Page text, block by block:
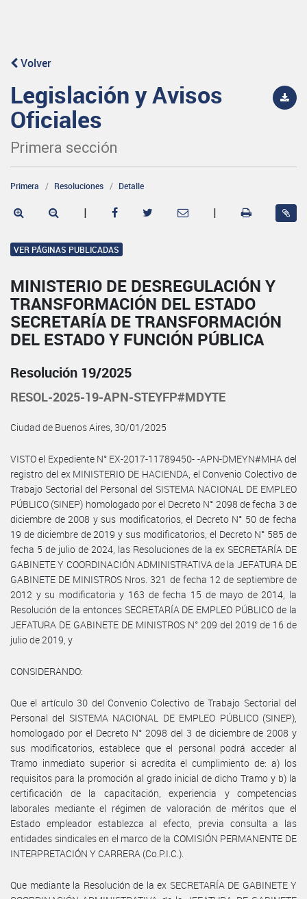
Volver
Legislación y Avisos
Oficiales
Primera sección
Primera Resoluciones Detalle
| |
VER PÁGINAS PUBLICADAS
MINISTERIO DE DESREGULACIÓN Y
TRANSFORMACIÓN DEL ESTADO
SECRETARÍA DE TRANSFORMACIÓN
DEL ESTADO Y FUNCIÓN PÚBLICA
Resolución 19/2025
RESOL-2025-19-APN-STEYFP#MDYTE
Ciudad de Buenos Aires, 30/01/2025
VISTO el Expediente N° EX-2017-11789450- -APN-DMEYN#MHA del
registro del ex MINISTERIO DE HACIENDA, el Convenio Colectivo de
Trabajo Sectorial del Personal del SISTEMA NACIONAL DE EMPLEO
PÚBLICO (SINEP) homologado por el Decreto N° 2098 de fecha 3 de
diciembre de 2008 y sus modificatorios, el Decreto N° 50 de fecha
19 de diciembre de 2019 y sus modificatorios, el Decreto N° 585 de
fecha 5 de julio de 2024, las Resoluciones de la ex SECRETARÍA DE
GABINETE Y COORDINACIÓN ADMINISTRATIVA de la JEFATURA DE
GABINETE DE MINISTROS Nros. 321 de fecha 12 de septiembre de
2012 y su modificatoria y 163 de fecha 15 de mayo de 2014, la
Resolución de la entonces SECRETARÍA DE EMPLEO PÚBLICO de la
JEFATURA DE GABINETE DE MINISTROS N° 209 del 2019 de 16 de
julio de 2019, y
CONSIDERANDO:
Que el artículo 30 del Convenio Colectivo de Trabajo Sectorial del
Personal del SISTEMA NACIONAL DE EMPLEO PÚBLICO (SINEP),
homologado por el Decreto N° 2098 del 3 de diciembre de 2008 y
sus modificatorios, establece que el personal podrá acceder al
Tramo inmediato superior si acredita el cumplimiento de: a) los
requisitos para la promoción al grado inicial de dicho Tramo y b) la
certificación de la capacitación, experiencia y competencias
laborales mediante el régimen de valoración de méritos que el
Estado empleador establezca al efecto, previa consulta a las
entidades sindicales en el marco de la COMISIÓN PERMANENTE DE
INTERPRETACIÓN Y CARRERA (Co.P.I.C.).
Que mediante la Resolución de la ex SECRETARÍA DE GABINETE Y